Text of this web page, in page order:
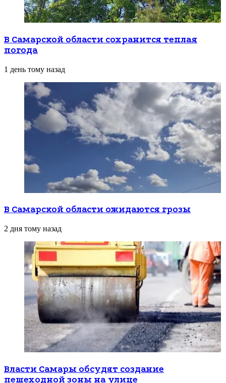
В Самарской области сохранится теплая
погода
1 день тому назад
В Самарской области ожидаются грозы
2 дня тому назад
Власти Самары обсудят создание
пешеходной зоны на улице